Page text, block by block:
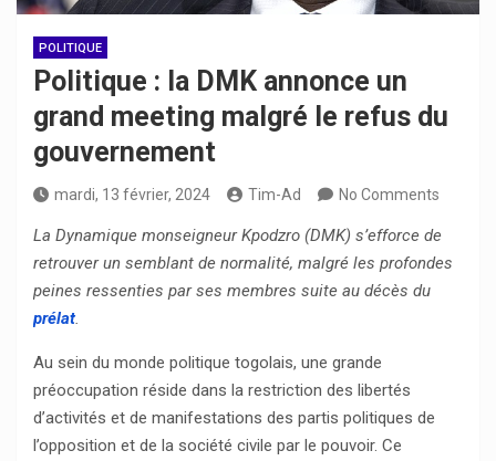
POLITIQUE
Politique : la DMK annonce un
grand meeting malgré le refus du
gouvernement
mardi, 13 février, 2024 Tim-Ad No Comments
La Dynamique monseigneur Kpodzro (DMK) s’efforce de
retrouver un semblant de normalité, malgré les profondes
peines ressenties par ses membres suite au décès du
prélat.
Au sein du monde politique togolais, une grande
préoccupation réside dans la restriction des libertés
d’activités et de manifestations des partis politiques de
l’opposition et de la société civile par le pouvoir. Ce